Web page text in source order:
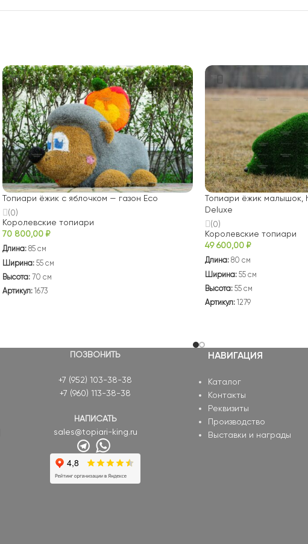
Топиари ёжик с яблочком — газон Есо
(0)
Королевские топиари
70 800,00₽
Длина: 85 см
Ширина: 55 см
Высота: 70 см
Артикул: 1673
Топиари ёжик малышок,
Deluxe
(0)
Королевские топиари
49 600,00₽
Длина: 80 см
Ширина: 55 см
Высота: 55 см
Артикул: 1279
ПОЗВОНИТЬ
+7 (952) 103-38-38
+7 (960) 113-38-38
НАПИСАТЬ
sales@topiari-king.ru
НАВИГАЦИЯ
Каталог
Контакты
Реквизиты
Производство
Выставки и награды